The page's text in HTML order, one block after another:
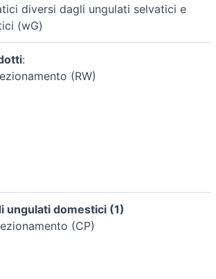
diversi dagli ungulati selvatici e
(wG)
:
(RW)
ungulati domestici (1)
(CP)